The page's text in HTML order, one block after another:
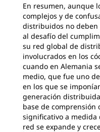
En resumen, aunque
complejos y de
distribuidos no
al desafío del
su red global de
involucrados en los
cuando en Alemania
medio, que fue uno
en los que se
generación
base de
significativo a medida
red se expande y